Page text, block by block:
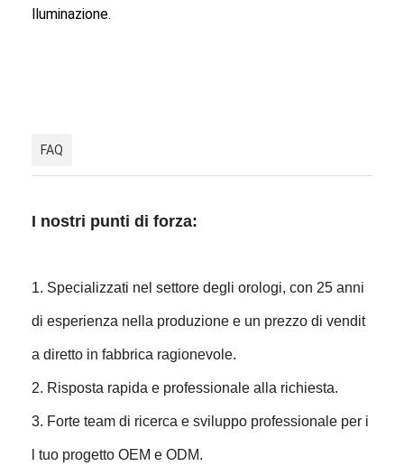
lluminazione.
FAQ
I nostri punti di forza:
1. Specializzati nel settore degli orologi, con 25 anni
di esperienza nella produzione e un prezzo di vendit
a diretto in fabbrica ragionevole.
2. Risposta rapida e professionale alla richiesta.
3. Forte team di ricerca e sviluppo professionale per i
l tuo progetto OEM e ODM.